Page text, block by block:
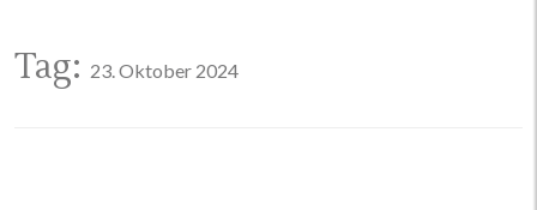
Tag: 23. Oktober 2024